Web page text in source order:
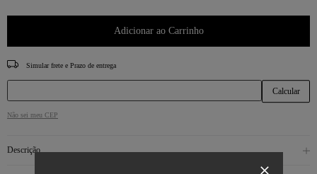
Adicionar ao Carrinho
CEP
Não sei meu CEP
Descrição